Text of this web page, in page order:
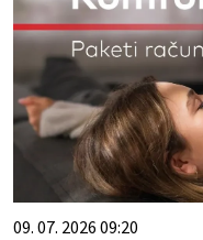
09. 07. 2026 09:20